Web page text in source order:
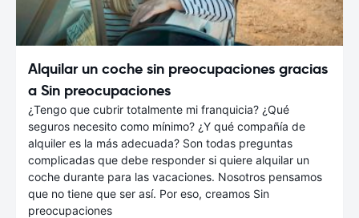
Alquilar un coche sin preocupaciones gracias
a Sin preocupaciones
¿Tengo que cubrir totalmente mi franquicia? ¿Qué
seguros necesito como mínimo? ¿Y qué compañía de
alquiler es la más adecuada? Son todas preguntas
complicadas que debe responder si quiere alquilar un
coche durante para las vacaciones. Nosotros pensamos
que no tiene que ser así. Por eso, creamos Sin
preocupaciones